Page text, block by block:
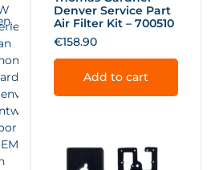
Denver Service Part
Air Filter Kit – 700510
€158.90
Add to cart